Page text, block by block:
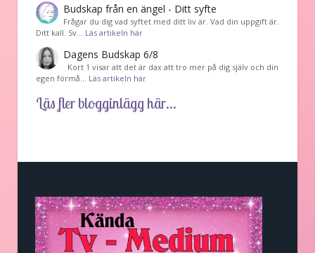
Budskap från en ängel - Ditt syfte
Frågar du dig vad syftet med ditt liv är. Vad din uppgift är.
Ditt kall. Sv… Läs artikeln här
Dagens Budskap 6/8
Kort 1 visar att det är dax att tro mer på dig själv och din
egen förmå… Läs artikeln här
Läs fler blogginlägg här...